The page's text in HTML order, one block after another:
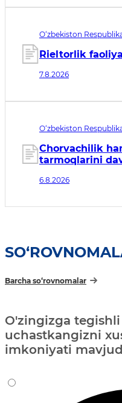
O‘zbekiston
Rieltorlik
7.8.2026
O‘zbekiston
sanasi 07.08.2026
Chorvachilik
tarmoqlarini
tadbirlari
6.8.2026
Barcha so‘rovnomalar
O'zingizga
uchastkangizni
imkoniyati